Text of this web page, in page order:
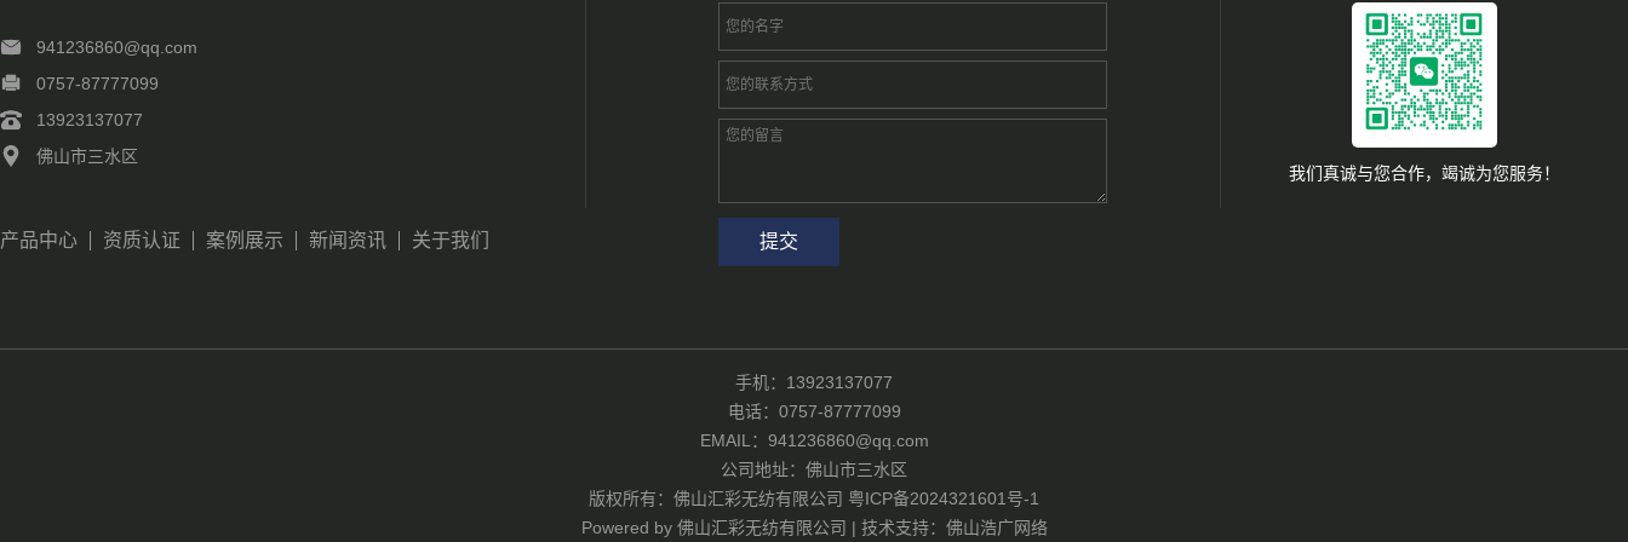
941236860@qq.com
0757-87777099
13923137077
佛山市三水区
产品中心 资质认证 案例展示 新闻资讯 关于我们
我们真诚与您合作，竭诚为您服务！
手机：13923137077
电话：0757-87777099
EMAIL：941236860@qq.com
公司地址：佛山市三水区
版权所有：佛山汇彩无纺有限公司 粤ICP备2024321601号-1
Powered by 佛山汇彩无纺有限公司 | 技术支持：佛山浩广网络